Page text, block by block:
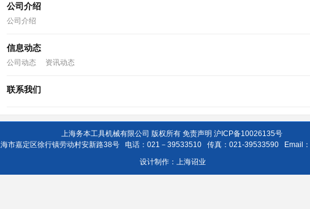
公司介绍
公司介绍
信息动态
公司动态 资讯动态
联系我们
上海务本工具机械有限公司 版权所有 免责声明 沪ICP备10026135号
市嘉定区徐行镇劳动村安新路38号 电话：021－39533510 传真：021-39533590 Email：
设计制作：
上海诏业